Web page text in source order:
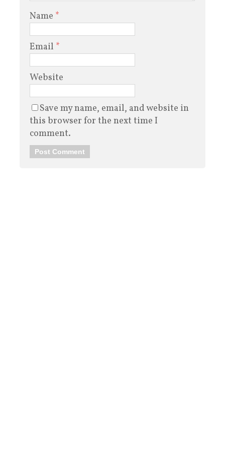
Name *
Email *
Website
Save my name, email, and website in
this browser for the next time I
comment.